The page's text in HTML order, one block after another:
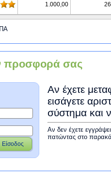
1.000,00
προσφορά σας
Είσοδος
Αν έχετε
εισάγετε
σύστημα και
Αν δεν έχετε
πατώντας στο